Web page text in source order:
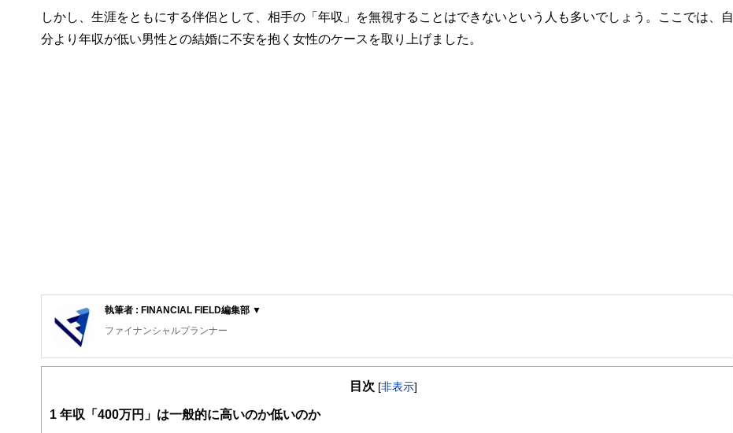
しかし、生涯をともにする伴侶として、相手の「年収」を無視することはできないという人も多いでしょう。ここでは、自
分より年収が低い男性との結婚に不安を抱く女性のケースを取り上げました。
執筆者 : FINANCIAL FIELD編集部 ▼
ファイナンシャルプランナー
FinancialField編集部は、金融、経済に関する記事を、日々の暮らしにどのような影響を与えるかという視点で、お金の知識がない方でも理解でき
案から記事掲載まですべての工程に関わることで、読者目線のコンテンツを追求しています。
目次 [非表示]
1 年収「400万円」は一般的に高いのか低いのか